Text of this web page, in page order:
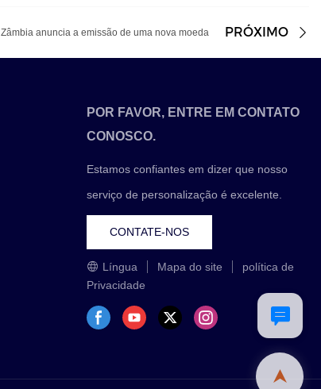
Zâmbia anuncia a emissão de uma nova moeda PRÓXIMO
POR FAVOR, ENTRE EM CONTATO
CONOSCO.
Estamos confiantes em dizer que nosso
serviço de personalização é excelente.
CONTATE-NOS
Língua Mapa do site
política de
Privacidade